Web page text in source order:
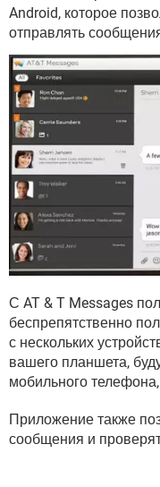
ВИДЕО
YANDEX
Android, которое
отправлять
С AT & T Messages
беспрепятственно
с нескольких
вашего планшета,
мобильного
Приложение также
сообщения и